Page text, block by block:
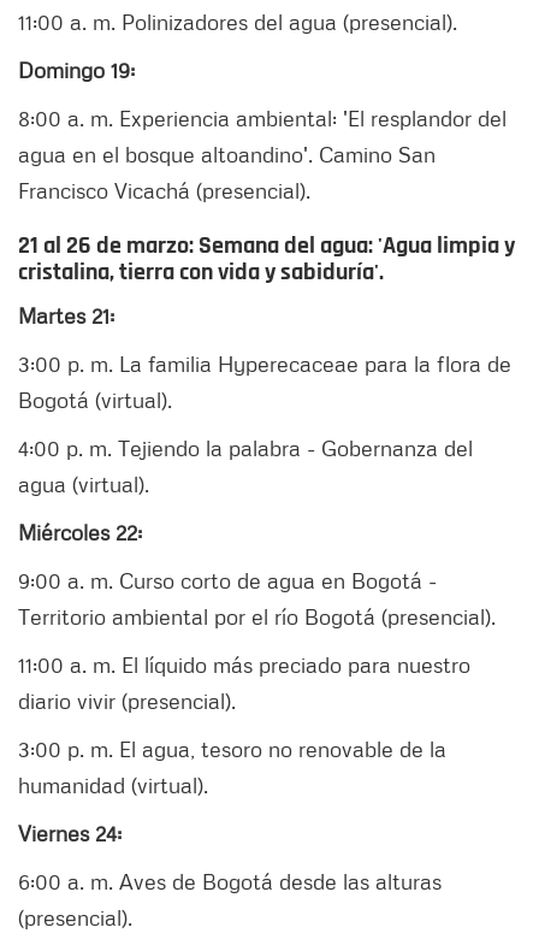
11:00 a. m. Polinizadores del agua (presencial).
Domingo 19:
8:00 a. m. Experiencia ambiental: 'El resplandor del
agua en el bosque altoandino'. Camino San
Francisco Vicachá (presencial).
21 al 26 de marzo: Semana del agua: 'Agua limpia y
cristalina, tierra con vida y sabiduría'.
Martes 21:
3:00 p. m. La familia Hyperecaceae para la flora de
Bogotá (virtual).
4:00 p. m. Tejiendo la palabra - Gobernanza del
agua (virtual).
Miércoles 22:
9:00 a. m. Curso corto de agua en Bogotá -
Territorio ambiental por el río Bogotá (presencial).
11:00 a. m. El líquido más preciado para nuestro
diario vivir (presencial).
3:00 p. m. El agua, tesoro no renovable de la
humanidad (virtual).
Viernes 24:
6:00 a. m. Aves de Bogotá desde las alturas
(presencial).